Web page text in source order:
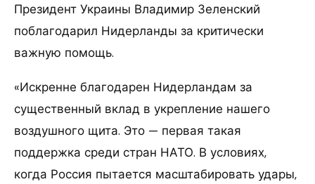
Президент Украины Владимир Зеленский
поблагодарил Нидерланды за критически
важную помощь.
«Искренне благодарен Нидерландам за
существенный вклад в укрепление нашего
воздушного щита. Это — первая такая
поддержка среди стран НАТО. В условиях,
когда Россия пытается масштабировать удары,